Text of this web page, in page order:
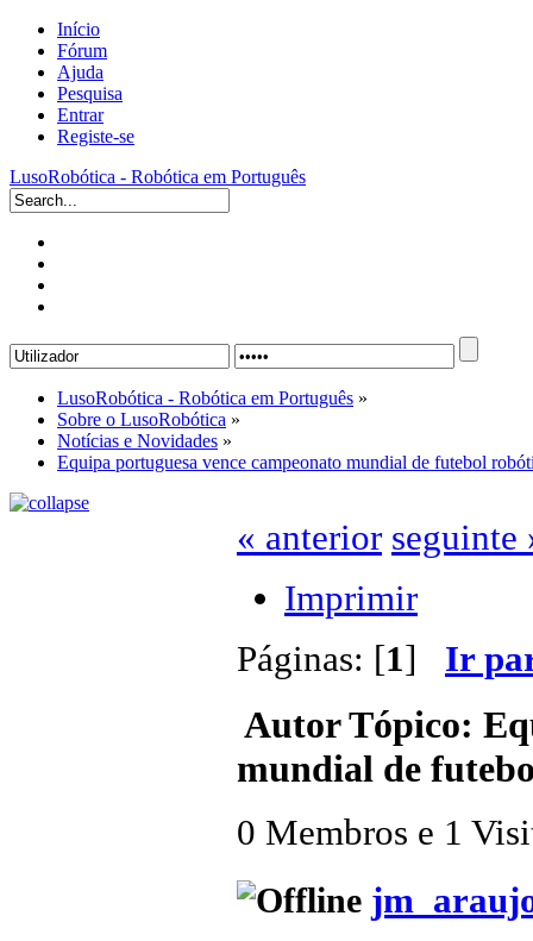
Início
Fórum
Ajuda
Pesquisa
Entrar
Registe-se
LusoRobótica - Robótica em Português
LusoRobótica - Robótica em Português »
Sobre o LusoRobótica »
Notícias e Novidades »
Equipa portuguesa vence campeonato mundial de futebol
« anterior seguinte
Imprimir
Páginas: [1] Ir
AutorTópico:
mundial de
0 Membros e 1